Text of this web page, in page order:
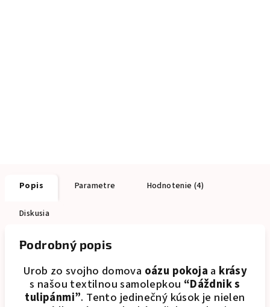
Popis Parametre Hodnotenie (4)
Diskusia
Podrobný popis
Urob zo svojho domova oázu pokoja a krásy
s našou textilnou samolepkou “Dáždnik s
tulipánmi”. Tento jedinečný kúsok je nielen